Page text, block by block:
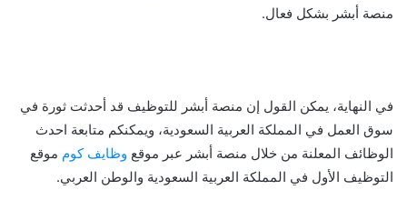
منصة أبشر بشكل فعال.
في النهاية، يمكن القول إن منصة أبشر للتوظيف قد أحدثت ثورة في
سوق العمل في المملكة العربية السعودية، ويمكنكم متابعة احدث
الوظائف المعلنة من خلال منصة أبشر عبر موقع وظايف كوم موقع
التوظيف الأول في المملكة العربية السعودية والوطن العربي.